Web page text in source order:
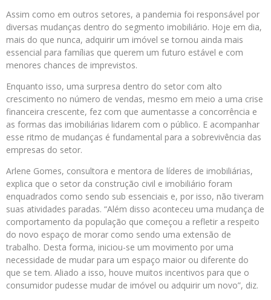
Assim como em outros setores, a pandemia foi responsável por
diversas mudanças dentro do segmento imobiliário. Hoje em dia,
mais do que nunca, adquirir um imóvel se tornou ainda mais
essencial para famílias que querem um futuro estável e com
menores chances de imprevistos.
Enquanto isso, uma surpresa dentro do setor com alto
crescimento no número de vendas, mesmo em meio a uma crise
financeira crescente, fez com que aumentasse a concorrência e
as formas das imobiliárias lidarem com o público. E acompanhar
esse ritmo de mudanças é fundamental para a sobrevivência das
empresas do setor.
Arlene Gomes, consultora e mentora de líderes de imobiliárias,
explica que o setor da construção civil e imobiliário foram
enquadrados como sendo sub essenciais e, por isso, não tiveram
suas atividades paradas. “Além disso aconteceu uma mudança de
comportamento da população que começou a refletir a respeito
do novo espaço de morar como sendo uma extensão de
trabalho. Desta forma, iniciou-se um movimento por uma
necessidade de mudar para um espaço maior ou diferente do
que se tem. Aliado a isso, houve muitos incentivos para que o
consumidor pudesse mudar de imóvel ou adquirir um novo”, diz.